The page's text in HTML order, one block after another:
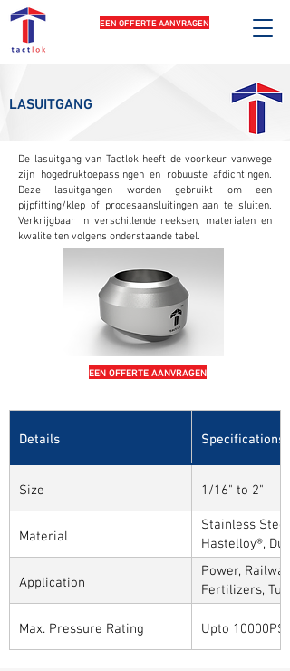
EEN OFFERTE AANVRAGEN
LASUITGANG
De lasuitgang van Tactlok heeft de voorkeur vanwege
zijn hogedruktoepassingen en robuuste afdichtingen.
Deze lasuitgangen worden gebruikt om een
pijpfitting/klep of procesaansluitingen aan te sluiten.
Verkrijgbaar in verschillende reeksen, materialen en
kwaliteiten volgens onderstaande tabel.
EEN OFFERTE AANVRAGEN
Details Specifications
Size 1/16" to 2"
Material
Stainless
Hastelloy®,
Alloys
Application
Power,
Fertilizers,
Sytems, Paper
Max. Pressure Rating
Upto 10000PSI